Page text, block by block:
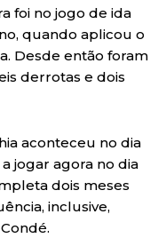
foi no jogo de ida
quando aplicou o
Desde então foram
derrotas e dois
aconteceu no dia
jogar agora no dia
dois meses
inclusive,